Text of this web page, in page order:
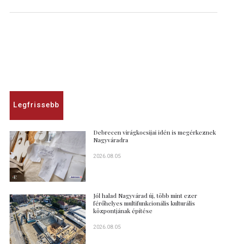
Legfrissebb
Debrecen virágkocsijai idén is megérkeznek
Nagyváradra
2026.08.05
Jól halad Nagyvárad új, több mint ezer
férőhelyes multifunkcionális kulturális
központjának építése
2026.08.05